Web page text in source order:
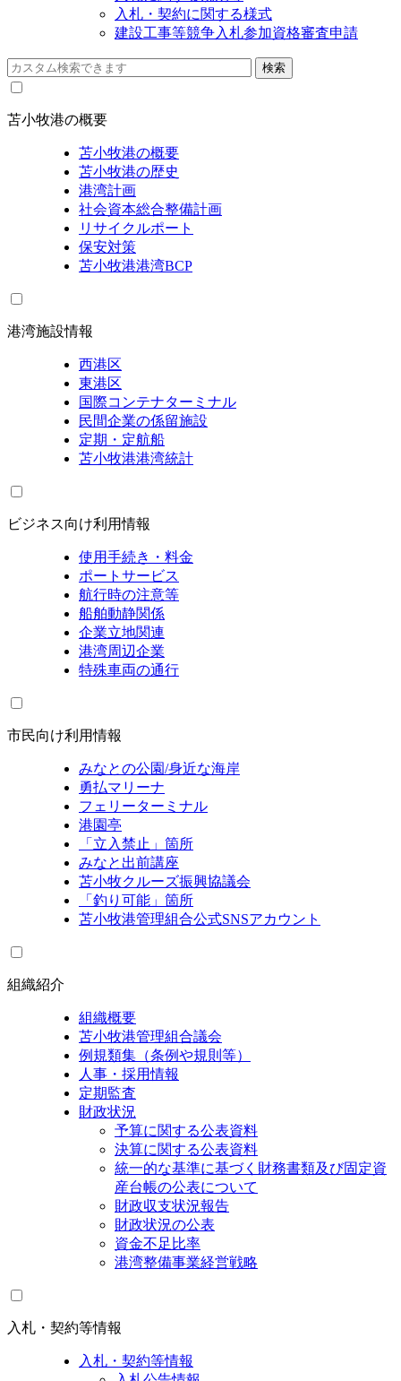
入札・契約に関する様式
建設工事等競争入札参加資格審査申請
苫小牧港の概要
苫小牧港の概要
苫小牧港の歴史
港湾計画
社会資本総合整備計画
リサイクルポート
保安対策
苫小牧港港湾BCP
港湾施設情報
西港区
東港区
国際コンテナターミナル
民間企業の係留施設
定期・定航船
苫小牧港港湾統計
ビジネス向け利用情報
使用手続き・料金
ポートサービス
航行時の注意等
船舶動静関係
企業立地関連
港湾周辺企業
特殊車両の通行
市民向け利用情報
みなとの公園/身近な海岸
勇払マリーナ
フェリーターミナル
港園亭
「立入禁止」箇所
みなと出前講座
苫小牧クルーズ振興協議会
「釣り可能」箇所
苫小牧港管理組合公式SNSアカウント
組織紹介
組織概要
苫小牧港管理組合議会
例規類集（条例や規則等）
人事・採用情報
定期監査
財政状況
予算に関する公表資料
決算に関する公表資料
統一的な基準に基づく財務書類及び固定資
産台帳の公表について
財政収支状況報告
財政状況の公表
資金不足比率
港湾整備事業経営戦略
入札・契約等情報
入札・契約等情報